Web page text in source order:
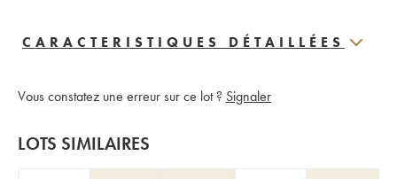
CARACTERISTIQUES DÉTAILLÉES
Vous constatez une erreur sur ce lot ? Signaler
LOTS SIMILAIRES